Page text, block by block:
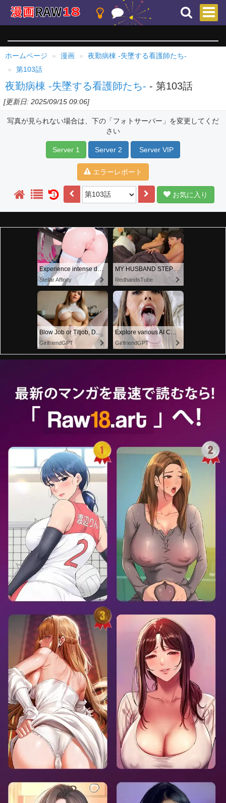
ホームページ 漫画
夜勤病棟 -失墜する看護師たち-
第103話
夜勤病棟 -失墜する看護師たち- - 第103話
[更新日: 2025/09/15 09:06]
写真が見られない場合は、下の「フォトサーバー」を変更してくだ
さい
Server 1 Server 2 Server VIP
エラーレポート
1 お気に入り